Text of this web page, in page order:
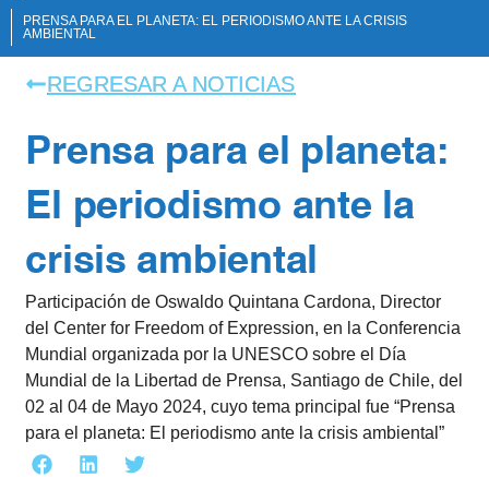
PRENSA PARA EL PLANETA: EL PERIODISMO ANTE LA CRISIS
AMBIENTAL
REGRESAR A NOTICIAS
Prensa para el planeta:
El periodismo ante la
crisis ambiental
Participación de Oswaldo Quintana Cardona, Director
del Center for Freedom of Expression, en la Conferencia
Mundial organizada por la UNESCO sobre el Día
Mundial de la Libertad de Prensa, Santiago de Chile, del
02 al 04 de Mayo 2024, cuyo tema principal fue “Prensa
para el planeta: El periodismo ante la crisis ambiental”